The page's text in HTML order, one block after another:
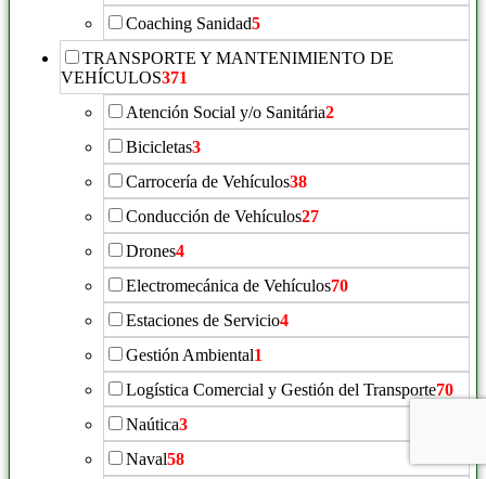
Coaching Sanidad5
TRANSPORTE Y MANTENIMIENTO DE
VEHÍCULOS371
Atención Social y/o Sanitária2
Bicicletas3
Carrocería de Vehículos38
Conducción de Vehículos27
Drones4
Electromecánica de Vehículos70
Estaciones de Servicio4
Gestión Ambiental1
Logística Comercial y Gestión del Transporte70
Naútica3
Naval58